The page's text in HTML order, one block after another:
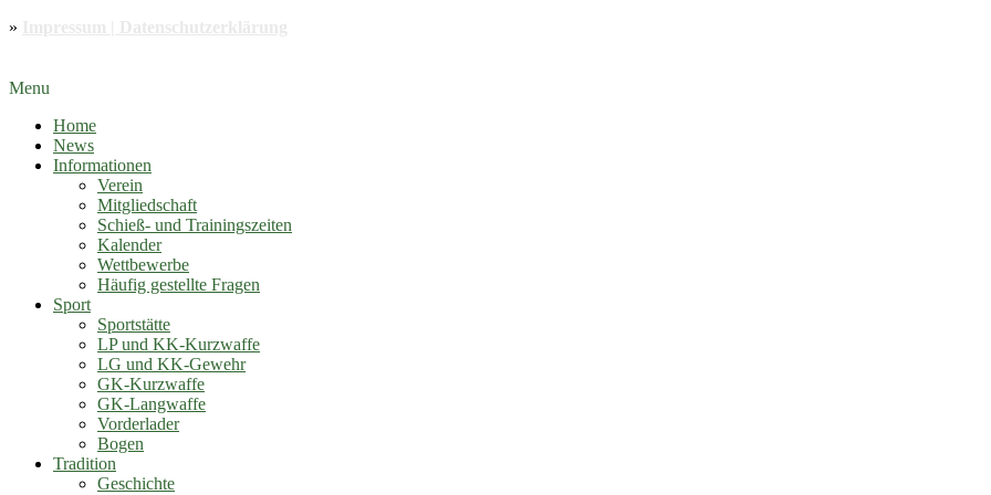
»
Menu
Home
News
Informationen
Verein
Mitgliedschaft
Schieß- und Trainingszeiten
Kalender
Wettbewerbe
Häufig gestellte Fragen
Sport
Sportstätte
LP und KK-Kurzwaffe
LG und KK-Gewehr
GK-Kurzwaffe
GK-Langwaffe
Vorderlader
Bogen
Tradition
Geschichte